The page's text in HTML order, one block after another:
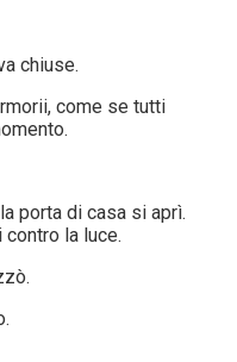
chiuse.
come se tutti
porta di casa si aprì.
la luce.